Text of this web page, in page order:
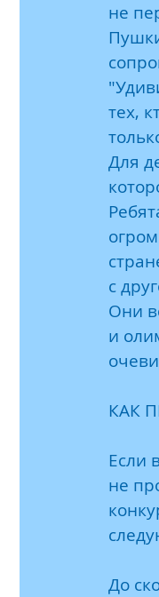
не
тех,
Для
с
Они
и
КАК
Если
не
До